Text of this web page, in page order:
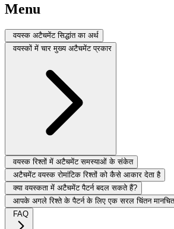
Menu
वयस्क अटैचमेंट सिद्धांत का अर्थ
वयस्कों में चार मुख्य अटैचमेंट प्रकार
वयस्क रिश्तों में अटैचमेंट समस्याओं के संकेत
अटैचमेंट वयस्क रोमांटिक रिश्तों को कैसे आकार देता है
क्या वयस्कता में अटैचमेंट पैटर्न बदल सकते हैं?
आपके अगले रिश्ते के पैटर्न के लिए एक सरल चिंतन
FAQ